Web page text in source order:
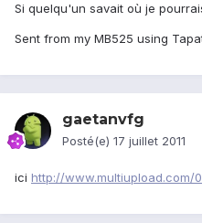
Si quelqu'un savait où je
Sent from my MB525 using
gaetanvfg
Posté(e) 17 juillet 2011
ici http://www.multiupload.com/